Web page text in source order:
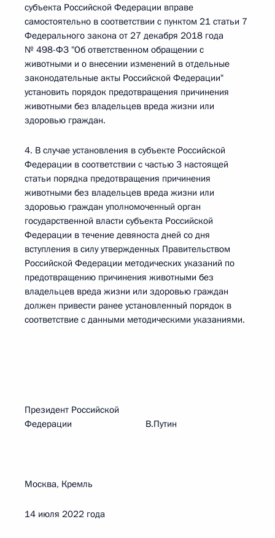
субъекта Российской Федерации вправе
самостоятельно в соответствии с пунктом 21 статьи 7
Федерального закона от 27 декабря 2018 года
№ 498-ФЗ "Об ответственном обращении с
животными и о внесении изменений в отдельные
законодательные акты Российской Федерации"
установить порядок предотвращения причинения
животными без владельцев вреда жизни или
здоровью граждан.
4. В случае установления в субъекте Российской
Федерации в соответствии с частью 3 настоящей
статьи порядка предотвращения причинения
животными без владельцев вреда жизни или
здоровью граждан уполномоченный орган
государственной власти субъекта Российской
Федерации в течение девяноста дней со дня
вступления в силу утвержденных Правительством
Российской Федерации методических указаний по
предотвращению причинения животными без
владельцев вреда жизни или здоровью граждан
должен привести ранее установленный порядок в
соответствие с данными методическими указаниями.
Президент Российской
Федерации В.Путин
Москва, Кремль
14 июля 2022 года